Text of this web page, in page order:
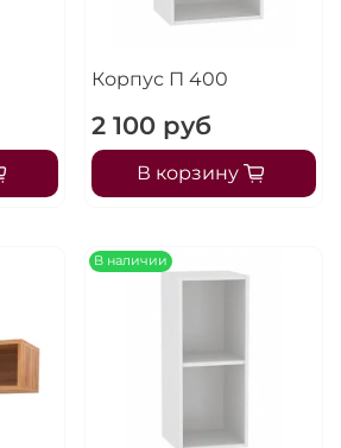
Корпус П 400
2 100 руб
В корзину
В наличии